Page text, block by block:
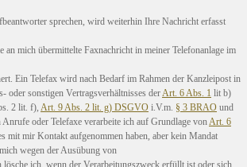
sprechen, wird weiterhin Ihre Nachricht erfasst
mich übermittelte Faxnachricht in meiner Telefonanlage im
Ein Telefax wird nach Bedarf im Rahmen der Kanzleipost in
oder sonstigen Vertragsverhältnisses derArt. 6 Abs. 1 lit b)
2 lit. f), Art. 9 Abs. 2 lit. g) DSGVO i.V.m. § 3 BRAO und
Anrufe oder Telefaxe verarbeite ich auf Grundlage vonArt. 6
mit mir Kontakt aufgenommen haben, aber kein Mandat
wegen der Ausübung von
ich, wenn der Verarbeitungszweck erfüllt ist oder sich